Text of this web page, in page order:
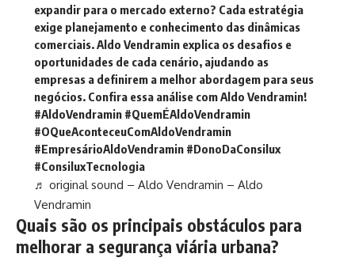
expandir para o mercado externo? Cada estratégia
exige planejamento e conhecimento das dinâmicas
comerciais. Aldo Vendramin explica os desafios e
oportunidades de cada cenário, ajudando as
empresas a definirem a melhor abordagem para seus
negócios. Confira essa análise com Aldo Vendramin!
#AldoVendramin #QuemÉAldoVendramin
#OQueAconteceuComAldoVendramin
#EmpresárioAldoVendramin #DonoDaConsilux
#ConsiluxTecnologia
♬ original sound – Aldo Vendramin – Aldo
Vendramin
Quais são os principais obstáculos para
melhorar a segurança viária urbana?